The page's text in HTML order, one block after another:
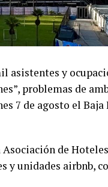
asistentes y
problemas de
7 de agosto el Baja
de
y unidades airbnb,